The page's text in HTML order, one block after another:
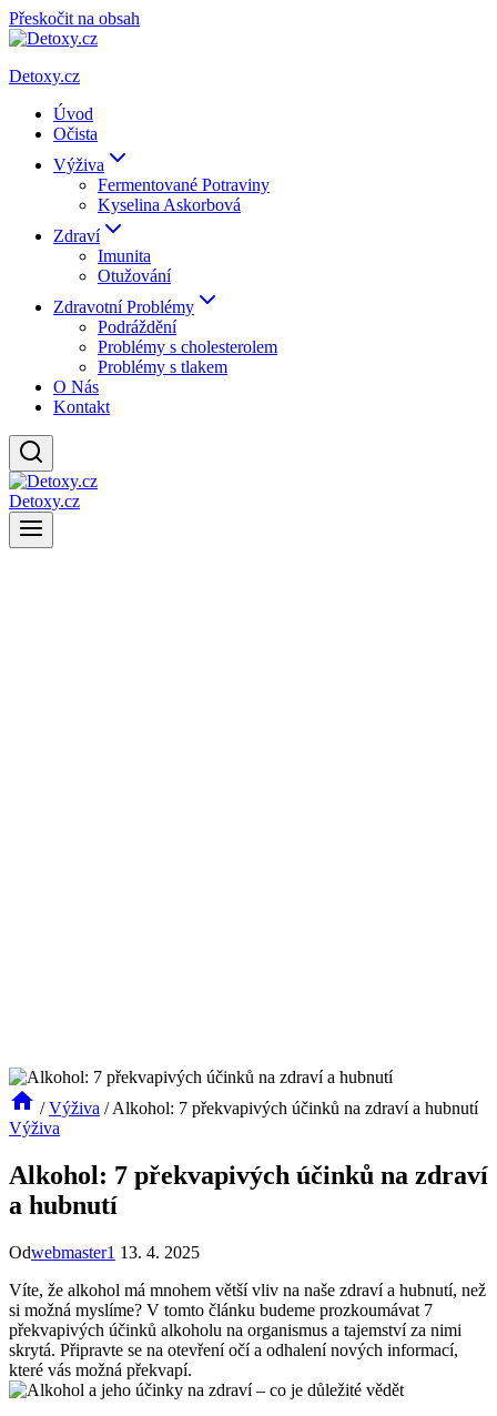
Přeskočit na obsah
Detoxy.cz
Úvod
Očista
Výživa
Fermentované Potraviny
Kyselina Askorbová
Zdraví
Imunita
Otužování
Zdravotní Problémy
Podráždění
Problémy s cholesterolem
Problémy s tlakem
O Nás
Kontakt
Detoxy.cz
/ Výživa / Alkohol: 7 překvapivých účinků na zdraví a hubnutí
Výživa
Alkohol: 7 překvapivých účinků na zdraví
a hubnutí
Odwebmaster1 13. 4. 2025
Víte, že alkohol má mnohem větší vliv na naše zdraví a hubnutí, než
si možná myslíme? V tomto článku budeme prozkoumávat 7
překvapivých účinků alkoholu na organismus a tajemství za nimi
skrytá. Připravte se na otevření očí a odhalení nových informací,
které vás možná překvapí.